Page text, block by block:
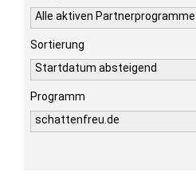
Alle aktiven Partnerprogramme
Sortierung
Startdatum absteigend
Programm
schattenfreu.de